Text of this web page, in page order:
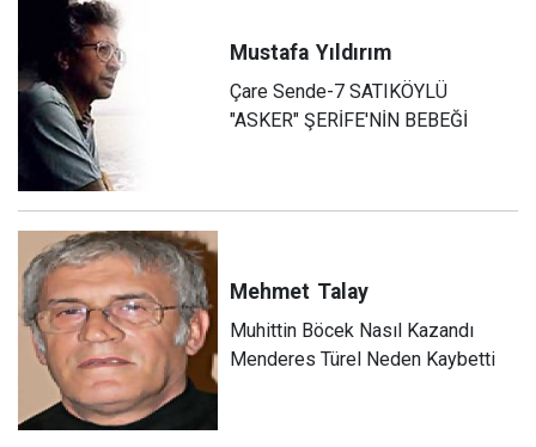
Mustafa Yıldırım
Çare Sende-7 SATIKÖYLÜ
"ASKER" ŞERİFE'NİN BEBEĞİ
Mehmet Talay
Muhittin Böcek Nasıl Kazandı
Menderes Türel Neden Kaybetti